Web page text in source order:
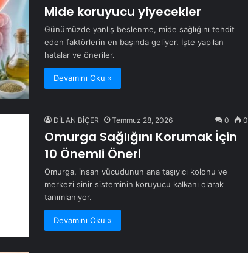
Mide koruyucu yiyecekler
Günümüzde yanlış beslenme, mide sağlığını tehdit
eden faktörlerin en başında geliyor. İşte yapılan
hatalar ve öneriler.
Devamını Oku »
DİLAN BİÇER Temmuz 28, 2026 0 0
Omurga Sağlığını Korumak İçin
10 Önemli Öneri
Omurga, insan vücudunun ana taşıyıcı kolonu ve
merkezi sinir sisteminin koruyucu kalkanı olarak
tanımlanıyor.
Devamını Oku »